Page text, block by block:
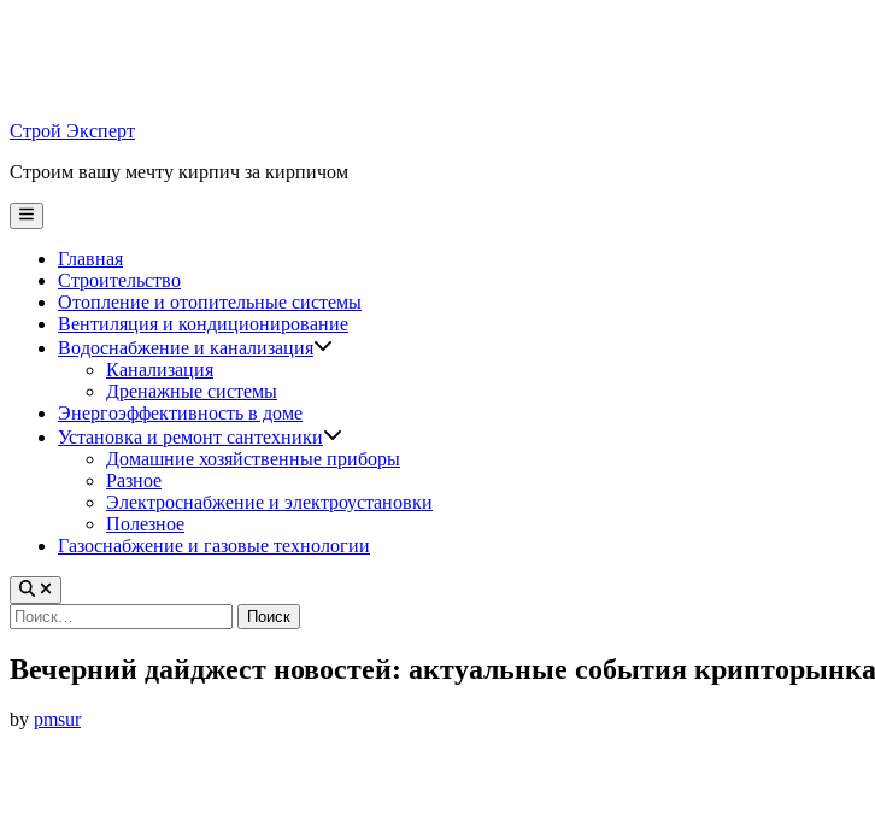
Строй Эксперт
Строим вашу мечту кирпич за кирпичом
Main
Menu
Главная
Строительство
Отопление и отопительные системы
Вентиляция и кондиционирование
Водоснабжение и канализация
Канализация
Дренажные системы
Энергоэффективность в доме
Установка и ремонт сантехники
Домашние хозяйственные приборы
Разное
Электроснабжение и электроустановки
Полезное
Газоснабжение и газовые технологии
Найти:
Вечерний дайджест новостей: актуальные события
by pmsur